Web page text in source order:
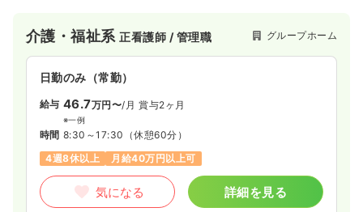
してご入居できる施設です。
介護・福祉系正看護師 / 管理職 グループホーム
日勤のみ（常勤）
給与 46.7万円〜/月 賞与2ヶ月
※一例
時間 8:30～17:30 （休憩60分）
4週8休以上
月給40万円以上可
気になる 詳細を見る